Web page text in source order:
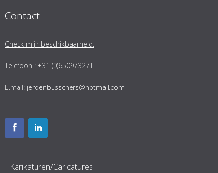
Contact
Check mijn beschikbaarheid.
Telefoon : +31 (0)650973271
E.mail: jeroenbusschers@hotmail.com
Karikaturen/Caricatures